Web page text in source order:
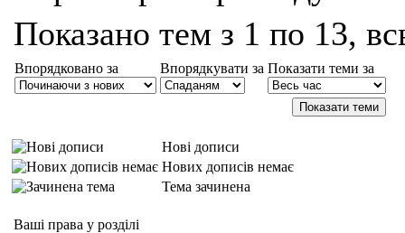
Показано тем з 1 по 13,
Впорядковано за Впорядкувати за Показати теми за
Нові дописи
Нових дописів немає
Тема зачинена
Ваші права у розділі